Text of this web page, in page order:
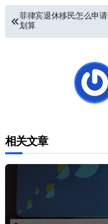
菲律宾退休移民怎么申请
划算
相关文章